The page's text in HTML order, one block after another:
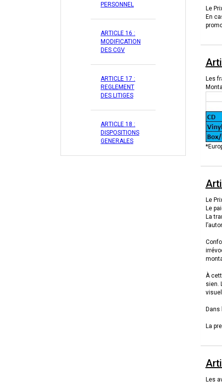
PERSONNEL
ARTICLE 16 :
MODIFICATION
DES CGV
ARTICLE 17 :
REGLEMENT
DES LITIGES
ARTICLE 18 :
DISPOSITIONS
GENERALES
Le
En
Les
Le
Le
La
À
sien.
La
Les